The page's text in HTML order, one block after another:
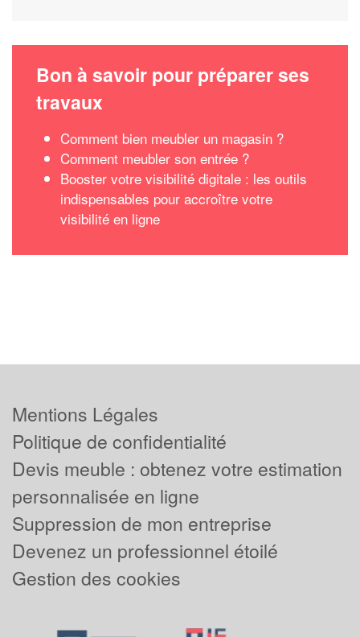
Bon à savoir pour préparer ses
travaux
Comment bien meubler un magasin ?
Comment meubler son entrée ?
Booster votre visibilité digitale : les outils
indispensables pour accroître votre
visibilité en ligne
Mentions Légales
Politique de confidentialité
Devis meuble : obtenez votre estimation
personnalisée en ligne
Suppression de mon entreprise
Devenez un professionnel étoilé
Gestion des cookies